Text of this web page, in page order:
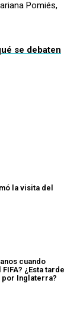
Pomiés,
se debaten
la visita del
cuando
¿Esta tarde
por Inglaterra?